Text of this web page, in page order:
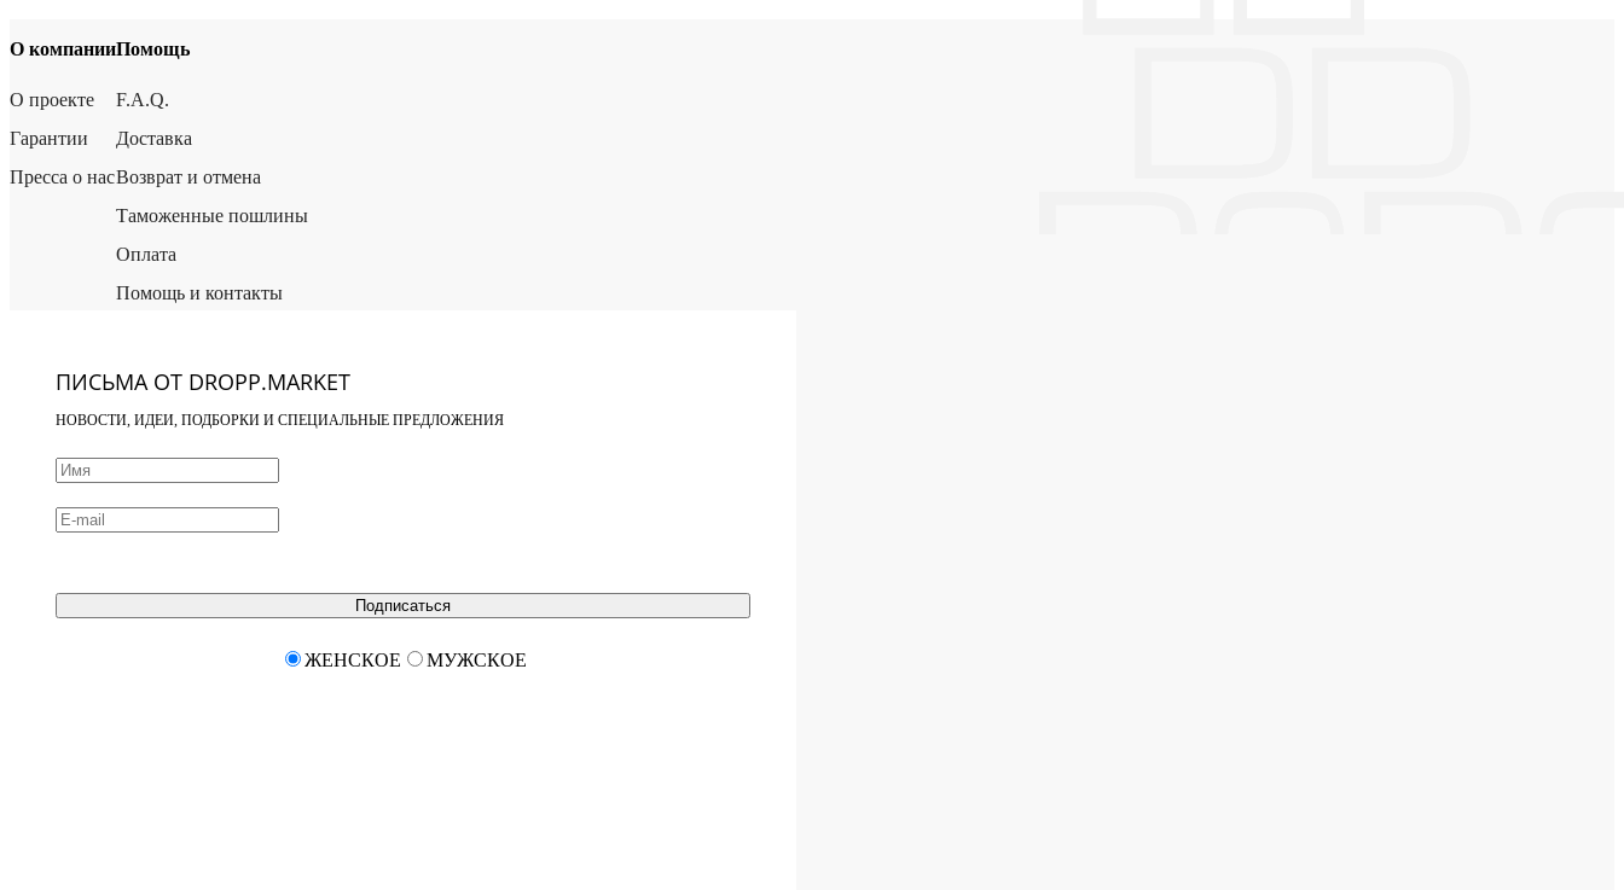
О компании
О проекте
Гарантии
Пресса о нас
Помощь
F.A.Q.
Доставка
Возврат и отмена
Таможенные пошлины
Оплата
Помощь и контакты
ПИСЬМА ОТ DROPP.MARKET
НОВОСТИ, ИДЕИ, ПОДБОРКИ И СПЕЦИАЛЬНЫЕ ПРЕДЛОЖЕНИЯ
Подписаться
ЖЕНСКОЕ МУЖСКОЕ